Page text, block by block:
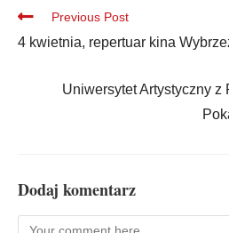
Previous Post
4 kwietnia, repertuar kina
Uniwersytet Artystyczny z
Dodaj komentarz